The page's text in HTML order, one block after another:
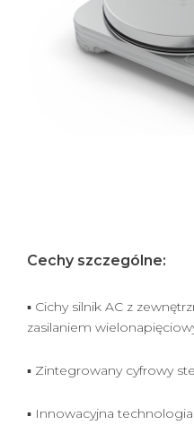
Cechy szczególne:
▪ Cichy silnik AC z
zasilaniem
▪ Zintegrowany cyfrowy
▪ Innowacyjna